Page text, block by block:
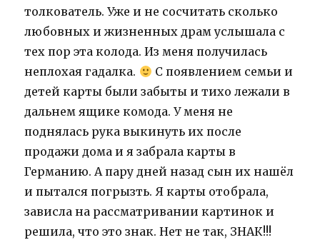
толкователь. Уже и не сосчитать сколько
любовных и жизненных драм услышала с
тех пор эта колода. Из меня получилась
неплохая гадалка.
С появлением семьи и
детей карты были забыты и тихо лежали в
дальнем ящике комода. У меня не
поднялась рука выкинуть их после
продажи дома и я забрала карты в
Германию. А пару дней назад сын их нашёл
и пытался погрызть. Я карты отобрала,
зависла на рассматривании картинок и
решила, что это знак. Нет не так, ЗНАК!!!